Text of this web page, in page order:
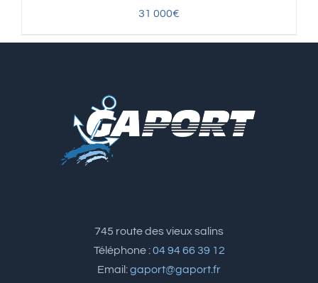
31 000€
745 route des vieux salins
Téléphone :04 94 66 39 12
Email:gaport@gaport.fr